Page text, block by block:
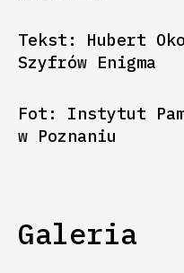
Tekst: Hubert
Szyfrów Enigma
Fot: Instytut
w Poznaniu
Galeria